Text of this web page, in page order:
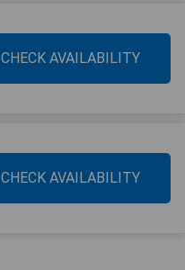
CHECK AVAILABILITY
CHECK AVAILABILITY